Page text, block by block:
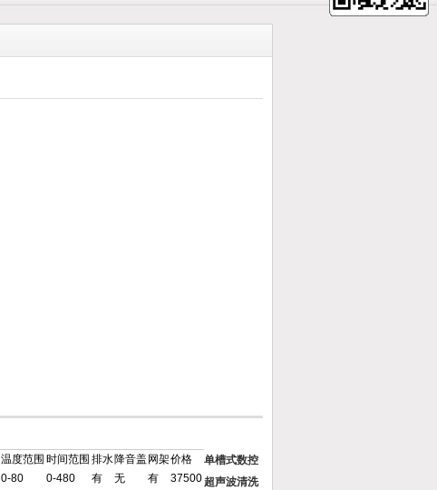
温度范围 时间范围 排水降音盖 网架价格
0-80 0-480 有 无 有
37500
单槽式数控
超声波清洗